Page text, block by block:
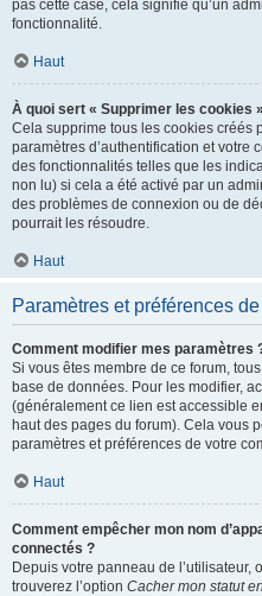
pas cette case, cela signifie qu’un
fonctionnalité.
Haut
À quoi sert « Supprimer les cookies
Cela supprime tous les cookies créés
paramètres d’authentification et votre
des fonctionnalités telles que les
non lu) si cela a été activé par un
des problèmes de connexion ou de
pourrait les résoudre.
Haut
Paramètres et préférences
Comment modifier mes paramètres
Si vous êtes membre de ce forum,
base de données. Pour les modifier,
(généralement ce lien est accessible
haut des pages du forum). Cela vous
paramètres et préférences de votre
Haut
Comment empêcher mon nom
connectés ?
Depuis votre panneau de l’utilisateur,
trouverez l’option Cacher mon statut